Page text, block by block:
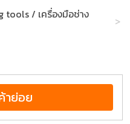
tools / เครื่องมือช่าง
าย่อย